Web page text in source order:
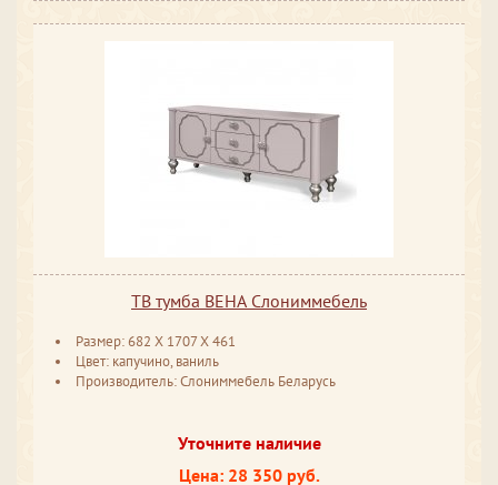
ТВ тумба ВЕНА Слониммебель
Размер: 682 ​Х 1707 ​Х 461
Цвет: капучино, ваниль
Производитель: Слониммебель Беларусь
Уточните наличие
Цена: 28 350 руб.